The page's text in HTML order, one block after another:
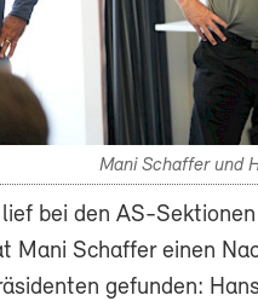
Mani Schaffer und
bei den AS-
Mani Schaffer einen
gefunden: